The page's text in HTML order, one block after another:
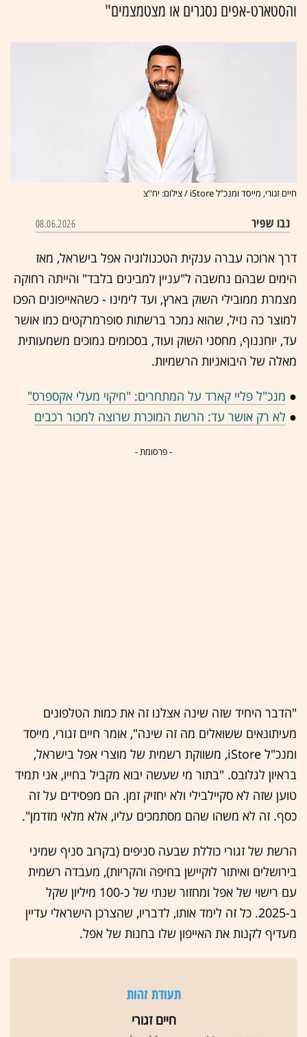
והסטארט-אפים נסגרים או מצטמצמים"
חיים זגורי, מייסד ומנכ"ל iStore / צילום: יח''צ
נבו שפיר 08.06.2026
דרך ארוכה עברה ענקית הטכנולוגיה אפל בישראל, מאז
הימים שבהם נחשבה ל"עניין למבינים בלבד" והייתה רחוקה
מצמרת ממובילי השוק בארץ, ועד לימינו - כשהאייפונים הפכו
למוצר כה נזיל, שהוא נמכר ברשתות סופרמרקטים כמו אושר
עד, יוחננוף, מחסני השוק ועוד, בסכומים נמוכים משמעותית
מאלה של היבואניות הרשמיות.
● מנכ"ל פליי קארד על המתחרים: "חיקוי מעלי אקספרס"
● לא רק אושר עד: הרשת המוכרת שרוצה למכור רכבים
- פרסומת -
"הדבר היחיד שזה שינה אצלנו זה את כמות הטלפונים
מעיתונאים ששואלים מה זה שינה", אומר חיים זגורי, מייסד
ומנכ"ל iStore, משווקת רשמית של מוצרי אפל בישראל,
בראיון לגלובס. "בתור מי שעשה יבוא מקביל בחייו, אני תמיד
טוען שזה לא סקיילבילי ולא יחזיק זמן. הם מפסידים על זה
כסף. זה לא משהו שהם מסתמכים עליו, אלא מלאי מזדמן".
הרשת של זגורי כוללת שבעה סניפים (בקרוב סניף שמיני
בירושלים ואיתור לוקיישן בחיפה והקריות), מעבדה רשמית
עם רישוי של אפל ומחזור שנתי של כ-100 מיליון שקל
ב-2025. כל זה לימד אותו, לדבריו, שהצרכן הישראלי עדיין
מעדיף לקנות את האייפון שלו בחנות של אפל.
תעודת זהות
חיים זגורי